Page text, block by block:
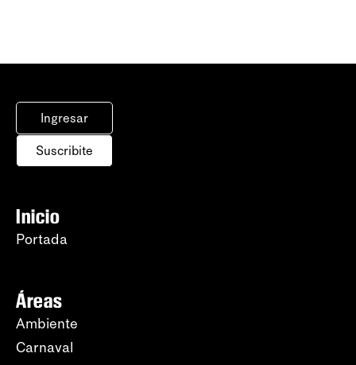
Ingresar
Suscribite
Inicio
Portada
Áreas
Ambiente
Carnaval